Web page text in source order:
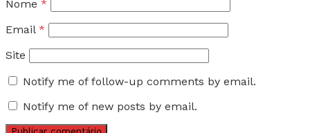
Nome *
Email *
Site
Notify me of follow-up comments by email.
Notify me of new posts by email.